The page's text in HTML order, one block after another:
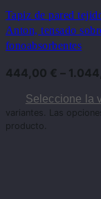
Tapiz de pared
Anton, tensado
fonoabsorbentes
444,00 € –
Seleccione la
variantes. Las
producto.